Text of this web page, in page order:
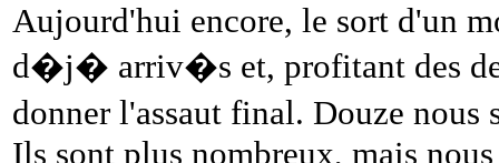
Aujourd'hui encore, le sort d'un
d�j� arriv�s et, profitant des
donner l'assaut final. Douze
Ils sont plus nombreux, mais